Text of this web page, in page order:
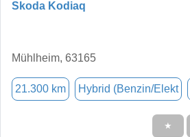
Skoda Kodiaq
Mühlheim, 63165
21.300 km Hybrid (Benzin/Elekt
★